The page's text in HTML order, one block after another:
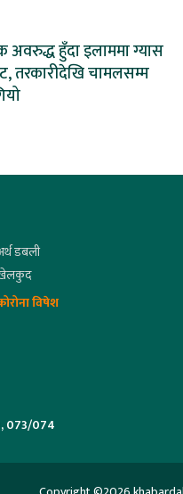
हुँदा इलाममा ग्यास
तरकारीदेखि चामलसम्म
डबली
विषेश
073/074